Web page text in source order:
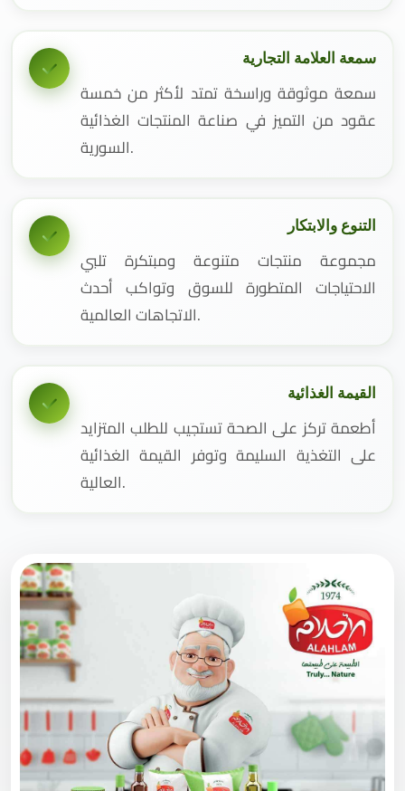
سمعة العلامة التجارية
سمعة موثوقة وراسخة تمتد لأكثر من خمسة
عقود من التميز في صناعة المنتجات الغذائية
السورية.
التنوع والابتكار
مجموعة منتجات متنوعة ومبتكرة تلبي
الاحتياجات المتطورة للسوق وتواكب أحدث
الاتجاهات العالمية.
القيمة الغذائية
أطعمة تركز على الصحة تستجيب للطلب المتزايد
على التغذية السليمة وتوفر القيمة الغذائية
العالية.